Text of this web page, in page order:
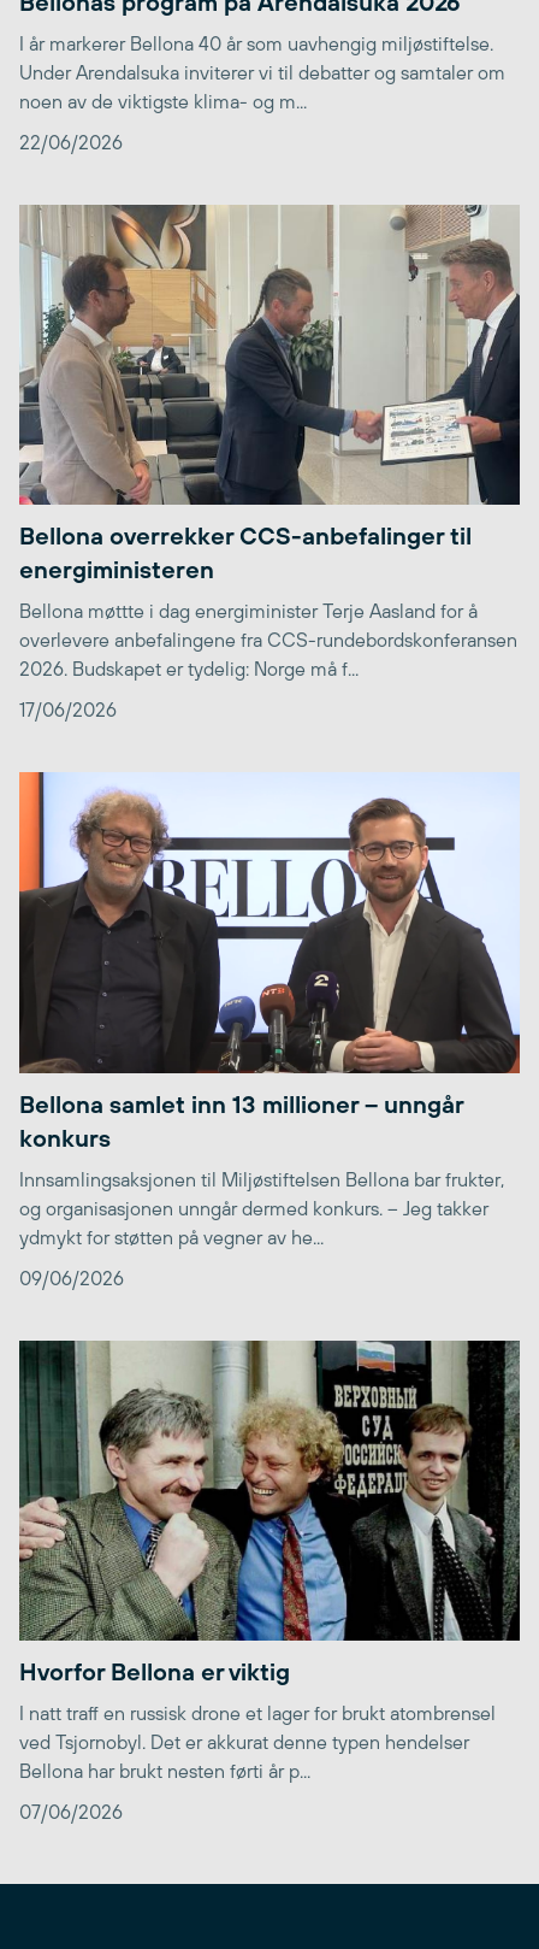
I år markerer Bellona 40 år som uavhengig miljøstiftelse.
Under Arendalsuka inviterer vi til debatter og samtaler om
noen av de viktigste klima- og m...
22/06/2026
Bellona overrekker CCS-anbefalinger til
energiministeren
Bellona møttte i dag energiminister Terje Aasland for å
overlevere anbefalingene fra CCS-rundebordskonferansen
2026. Budskapet er tydelig: Norge må f...
17/06/2026
Bellona samlet inn 13 millioner – unngår
konkurs
Innsamlingsaksjonen til Miljøstiftelsen Bellona bar frukter,
og organisasjonen unngår dermed konkurs. – Jeg takker
ydmykt for støtten på vegner av he...
09/06/2026
Hvorfor Bellona er viktig
I natt traff en russisk drone et lager for brukt atombrensel
ved Tsjornobyl. Det er akkurat denne typen hendelser
Bellona har brukt nesten førti år p...
07/06/2026